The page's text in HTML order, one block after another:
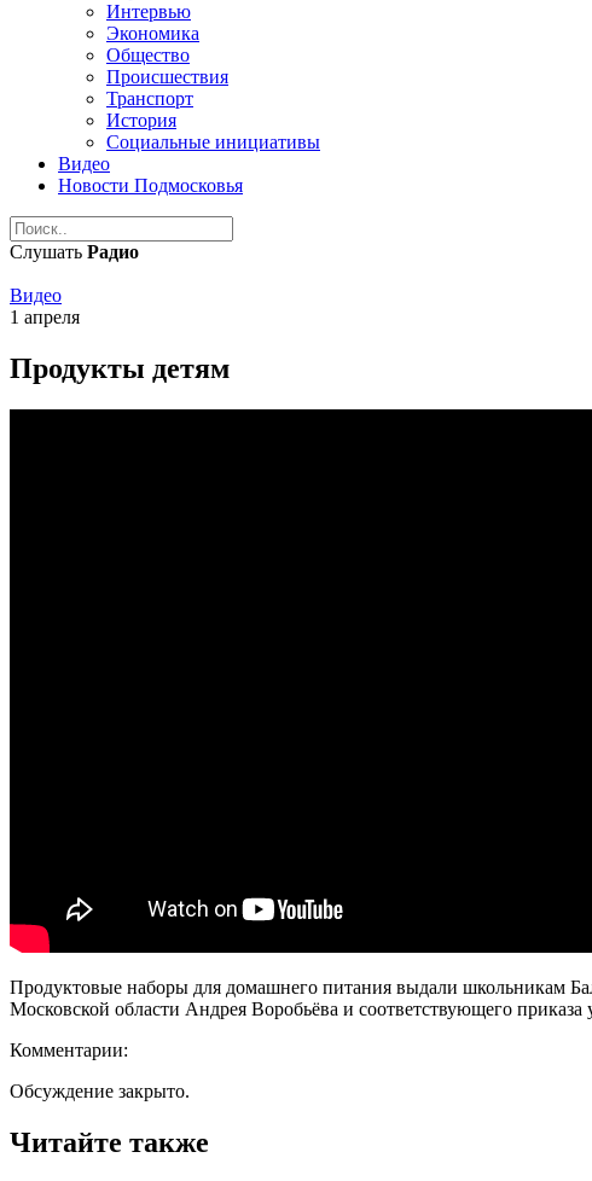
Интервью
Экономика
Общество
Происшествия
Транспорт
История
Социальные инициативы
Видео
Новости Подмосковья
Слушать Радио
Видео
1 апреля
Продукты детям
Продуктовые наборы для домашнего питания выдали школьникам
Московской области Андрея Воробьёва и соответствующего
Комментарии:
Обсуждение закрыто.
Читайте также